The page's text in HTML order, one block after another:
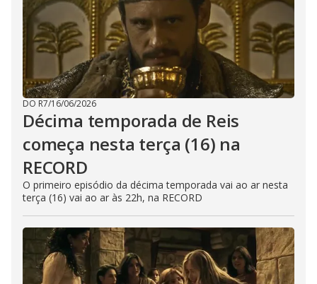
DO R7/16/06/2026
Décima temporada de Reis
começa nesta terça (16) na
RECORD
O primeiro episódio da décima temporada vai ao ar nesta
terça (16) vai ao ar às 22h, na RECORD